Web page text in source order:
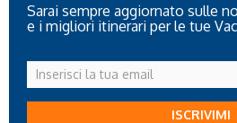
Sarai sempre aggiornato sulle
e i migliori itinerari per le tue
Inserisci
la
tua
ISCRIVIMI